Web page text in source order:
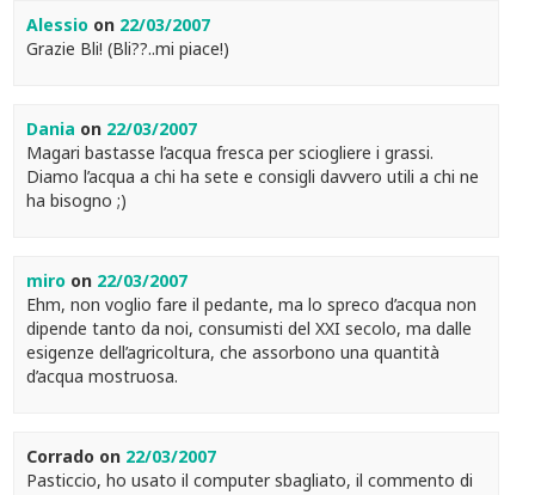
Alessioon 22/03/2007
Grazie Bli! (Bli??..mi piace!)
Dania on 22/03/2007
Magari bastasse l’acqua fresca per sciogliere i grassi.
Diamo l’acqua a chi ha sete e consigli davvero utili a chi ne
ha bisogno ;)
miroon 22/03/2007
Ehm, non voglio fare il pedante, ma lo spreco d’acqua non
dipende tanto da noi, consumisti del XXI secolo, ma dalle
esigenze dell’agricoltura, che assorbono una quantità
d’acqua mostruosa.
Corrado on 22/03/2007
Pasticcio, ho usato il computer sbagliato, il commento di